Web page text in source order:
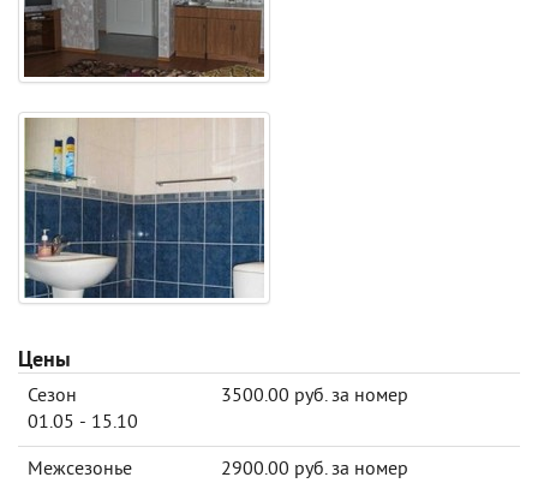
Цены
Сезон
01.05 - 15.10
3500.00 руб. за номер
Межсезонье
2900.00 руб. за номер